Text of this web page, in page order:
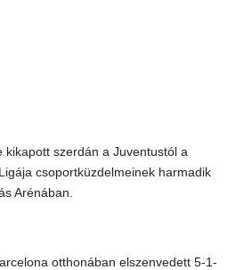
kikapott szerdán a Juventustól a
csoportküzdelmeinek harmadik
Arénában.
otthonában elszenvedett 5-1-